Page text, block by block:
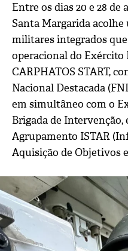
Entre os dias 20 e 28
Santa Margarida
militares integrados
operacional do Exército
CARPHATOS START,
Nacional Destacada
em simultâneo com o
Brigada de Intervenção,
Agrupamento ISTAR
Aquisição de Objetivos